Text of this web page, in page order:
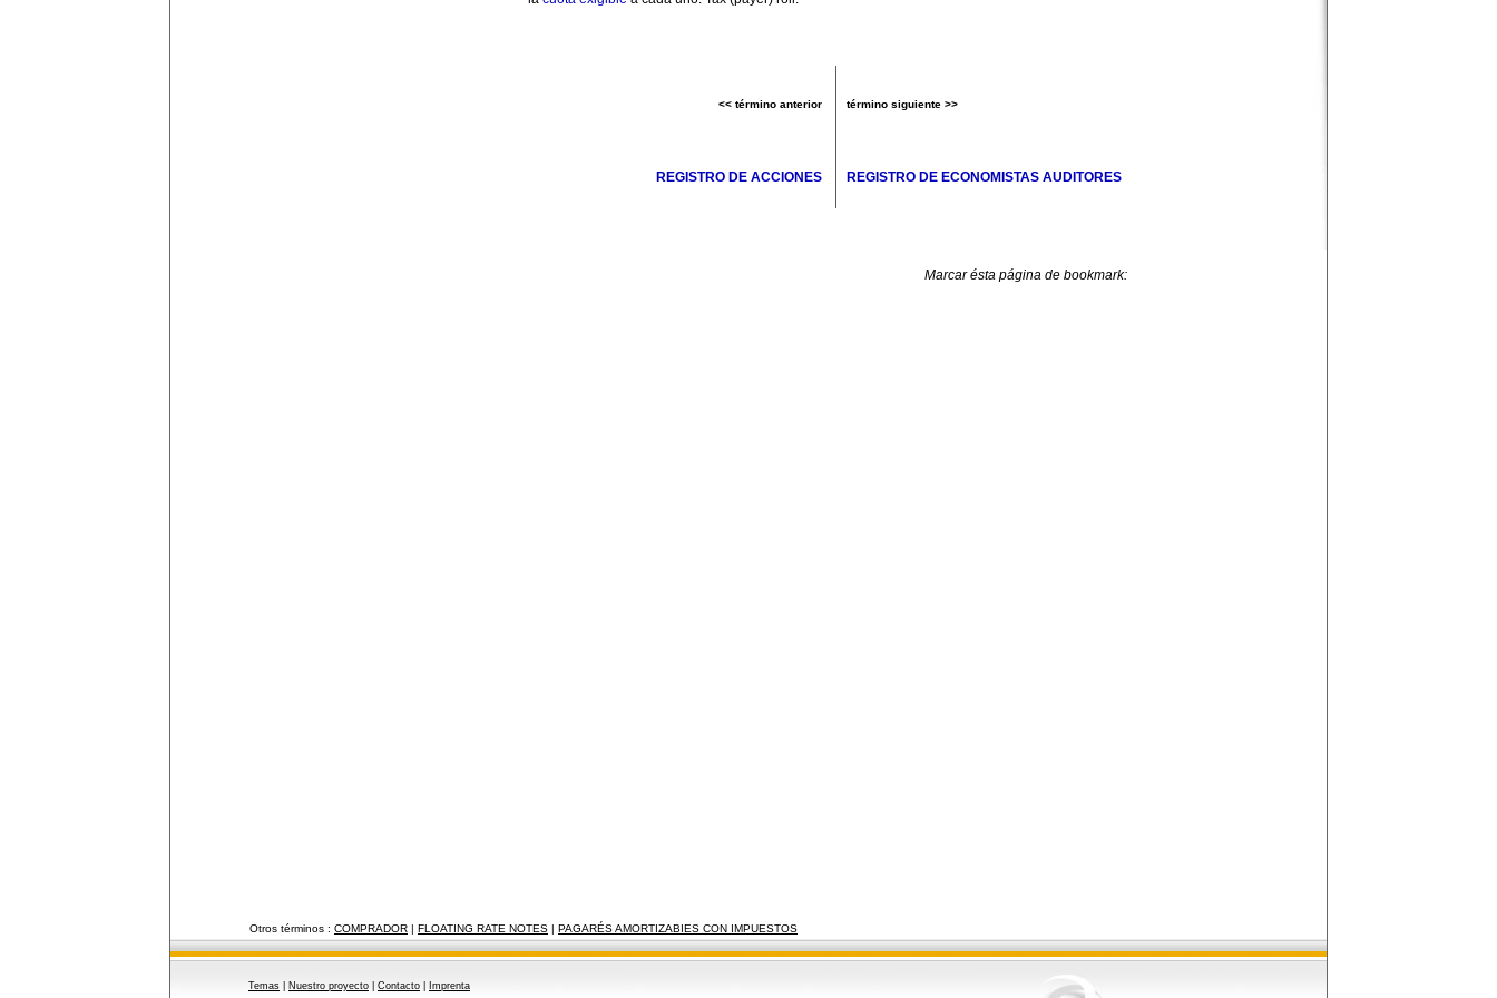
<< término anterior término siguiente >>
REGISTRO DE ACCIONES REGISTRO DE ECONOMISTAS AUDITORES
Marcar ésta página de bookmark:
Otros términos : COMPRADOR | FLOATING RATE NOTES | PAGARÉS AMORTIZABIES CON IMPUESTOS
Temas Nuestro proyecto Contacto Imprenta